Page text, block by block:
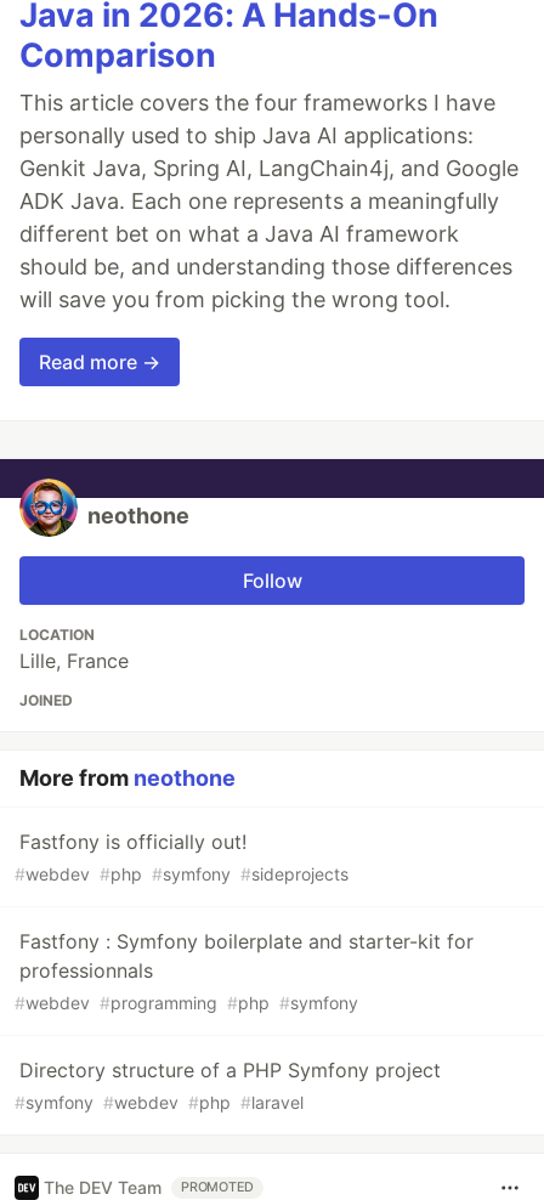
Java in 2026: A Hands-On
Comparison
This article covers the four frameworks I have
personally used to ship Java AI applications:
Genkit Java, Spring AI, LangChain4j, and Google
ADK Java. Each one represents a meaningfully
different bet on what a Java AI framework
should be, and understanding those differences
will save you from picking the wrong tool.
Read more →
neothone
Follow
LOCATION
Lille, France
JOINED
More from neothone
Fastfony is officially out!
#webdev #php #symfony #sideprojects
Fastfony : Symfony boilerplate and starter-kit for
professionnals
#webdev #programming #php #symfony
Directory structure of a PHP Symfony project
#symfony #webdev #php #laravel
The DEV Team PROMOTED